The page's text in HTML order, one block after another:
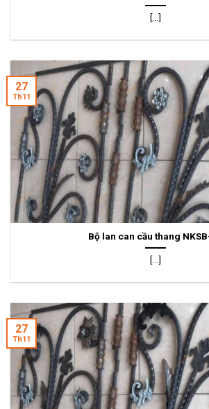
[...]
Bộ lan can cầu thang
[...]
27
Th11
27
Th11